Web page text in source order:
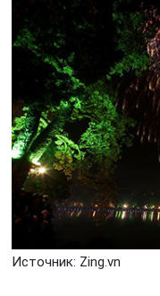
Источник: Zing.vn